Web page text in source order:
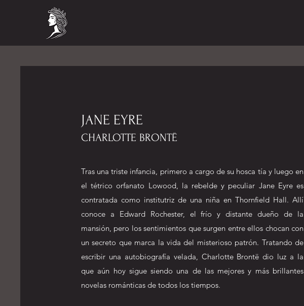
JANE EYRE
CHARLOTTE BRONTË
Tras una triste infancia, primero a cargo de su hosca tía y luego en
el tétrico orfanato Lowood, la rebelde y peculiar Jane Eyre es
contratada como institutriz de una niña en Thornfield Hall. Allí
conoce a Edward Rochester, el frío y distante dueño de la
mansión, pero los sentimientos que surgen entre ellos chocan con
un secreto que marca la vida del misterioso patrón. Tratando de
escribir una autobiografía velada, Charlotte Brontë dio luz a la
que aún hoy sigue siendo una de las mejores y más brillantes
novelas románticas de todos los tiempos.